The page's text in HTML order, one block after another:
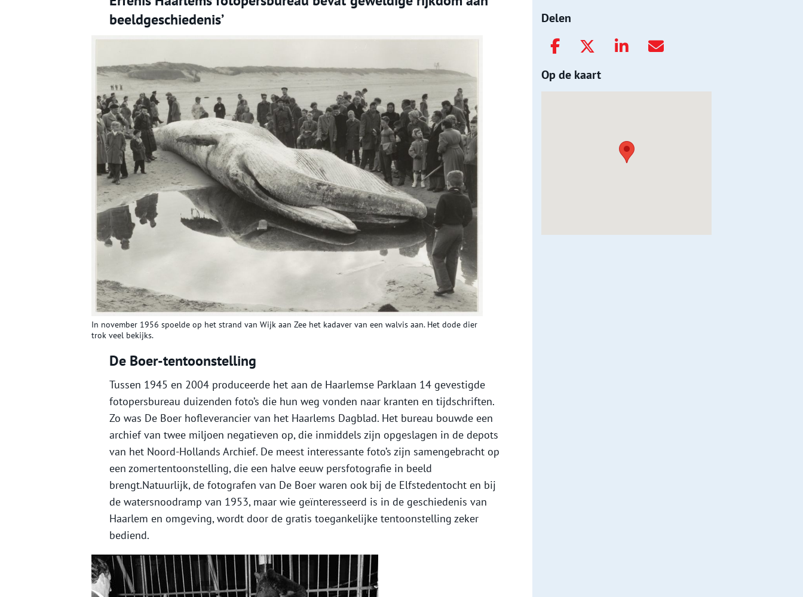
beeldgeschiedenis’
In november 1956 spoelde op het strand van Wijk aan Zee het kadaver van een walvis aan. Het dode dier
trok veel bekijks.
De Boer-tentoonstelling
Tussen 1945 en 2004 produceerde het aan de Haarlemse Parklaan 14 gevestigde
fotopersbureau duizenden foto’s die hun weg vonden naar kranten en tijdschriften.
Zo was De Boer hofleverancier van het Haarlems Dagblad. Het bureau bouwde een
archief van twee miljoen negatieven op, die inmiddels zijn opgeslagen in de depots
van het Noord-Hollands Archief. De meest interessante foto’s zijn samengebracht op
een zomertentoonstelling, die een halve eeuw persfotografie in beeld
brengt.Natuurlijk, de fotografen van De Boer waren ook bij de Elfstedentocht en bij
de watersnoodramp van 1953, maar wie geïnteresseerd is in de geschiedenis van
Haarlem en omgeving, wordt door de gratis toegankelijke tentoonstelling zeker
bediend.
Delen
Op de kaart